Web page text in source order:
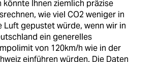
könnte Ihnen ziemlich präzise
wie viel CO2 weniger in
Luft gepustet würde, wenn wir in
ein generelles
von 120km/h wie in der
einführen würden. Die Daten